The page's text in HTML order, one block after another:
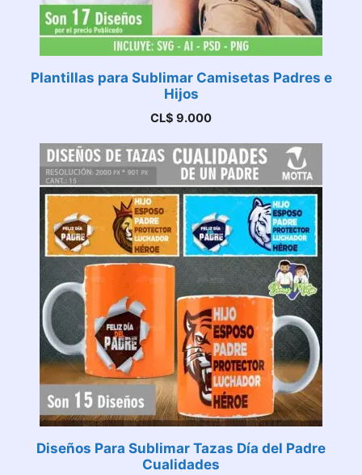
Plantillas para Sublimar Camisetas Padres e
Hijos
CL$ 9.000
Diseños Para Sublimar Tazas Día del Padre
Cualidades